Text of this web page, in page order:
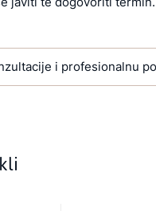
i profesionalnu